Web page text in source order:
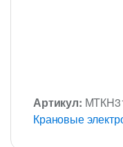
Артикул:
Крановые